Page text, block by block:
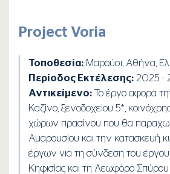
Project Voria
Τοποθεσία: Μαρούσι, Αθήνα,
Περίοδος Εκτέλεσης: 2025 -
Αντικείμενο: Το έργο αφορά
Καζίνο, ξενοδοχείου 5*,
χώρων πρασίνου που θα
Αμαρουσίου και την κατασκευή
έργων για τη σύνδεση του
Κηφισίας και τη Λεωφόρο